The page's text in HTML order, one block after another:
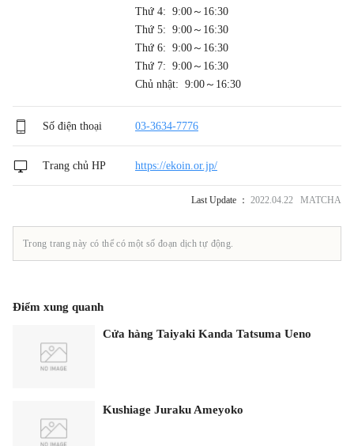
Thứ 4: 9:00～16:30
Thứ 5: 9:00～16:30
Thứ 6: 9:00～16:30
Thứ 7: 9:00～16:30
Chủ nhật: 9:00～16:30
Số điện thoại 03-3634-7776
Trang chủ HP https://ekoin.or.jp/
Last Update ： 2022.04.22 MATCHA
Trong trang này có thể có một số đoạn dịch tự động.
Điểm xung quanh
Cửa hàng Taiyaki Kanda Tatsuma Ueno
Kushiage Juraku Ameyoko